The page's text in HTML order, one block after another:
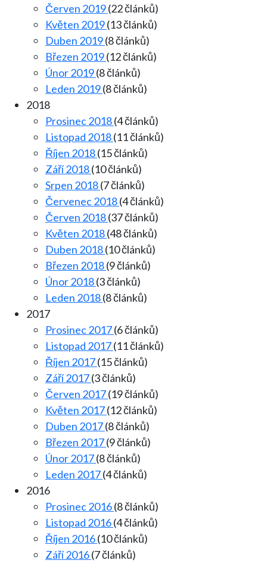
Červen 2019(22 článků)
Květen 2019(13 článků)
Duben 2019(8 článků)
Březen 2019(12 článků)
Únor 2019(8 článků)
Leden 2019(8 článků)
2018
Prosinec 2018(4 článků)
Listopad 2018(11 článků)
Říjen 2018(15 článků)
Září 2018(10 článků)
Srpen 2018(7 článků)
Červenec 2018(4 článků)
Červen 2018(37 článků)
Květen 2018(48 článků)
Duben 2018(10 článků)
Březen 2018(9 článků)
Únor 2018(3 článků)
Leden 2018(8 článků)
2017
Prosinec 2017(6 článků)
Listopad 2017(11 článků)
Říjen 2017(15 článků)
Září 2017(3 článků)
Červen 2017(19 článků)
Květen 2017(12 článků)
Duben 2017(8 článků)
Březen 2017(9 článků)
Únor 2017(8 článků)
Leden 2017(4 článků)
2016
Prosinec 2016(8 článků)
Listopad 2016(4 článků)
Říjen 2016(10 článků)
Září 2016(7 článků)